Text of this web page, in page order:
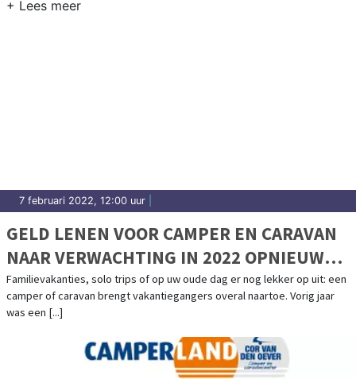
7 februari 2022, 12:00 uur
GELD LENEN VOOR CAMPER EN CARAVAN
NAAR VERWACHTING IN 2022 OPNIEUW
POPULAIR
Familievakanties, solo trips of op uw oude dag er nog lekker op uit: een
camper of caravan brengt vakantiegangers overal naartoe. Vorig jaar
was een [...]